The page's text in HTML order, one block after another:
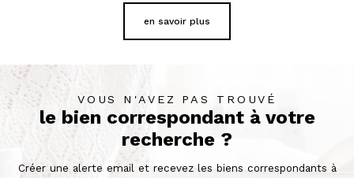
en savoir plus
VOUS N'AVEZ PAS TROUVÉ
le bien correspondant à votre
recherche ?
Créer une alerte email et recevez les biens correspondants à